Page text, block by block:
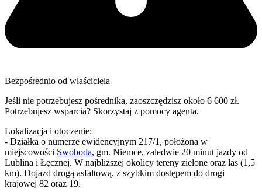
Bezpośrednio od właściciela
Jeśli nie potrzebujesz pośrednika, zaoszczędzisz około 6 600 zł.
Potrzebujesz wsparcia? Skorzystaj z pomocy agenta.
Lokalizacja i otoczenie:
- Działka o numerze ewidencyjnym 217/1, położona w
miejscowości Swoboda, gm. Niemce, zaledwie 20 minut jazdy od
Lublina i Łęcznej. W najbliższej okolicy tereny zielone oraz las (1,5
km). Dojazd drogą asfaltową, z szybkim dostępem do drogi
krajowej 82 oraz 19.